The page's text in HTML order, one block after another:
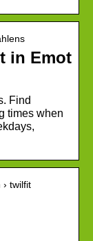
in Emot
Find
times when
twilfit